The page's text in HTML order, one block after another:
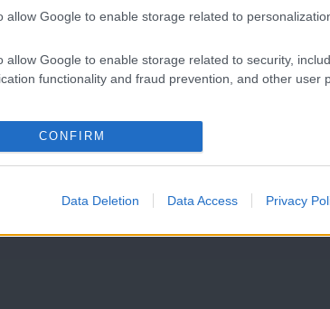
allow Google to enable storage related to
allow Google to enable storage related to security,
functionality and fraud prevention, and other user
CONFIRM
Data Deletion Data Access Privacy
ügyvezetõ igazgatója szerint a klub továbbra
a fizetésekre.